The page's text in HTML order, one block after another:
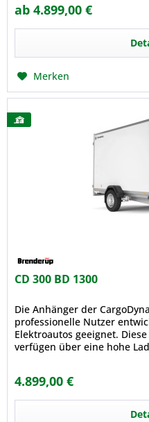
ab 4.899,00 €
Merken
CD 300 BD 1300
Die Anhänger der
professionelle Nutzer
Elektroautos geeignet.
verfügen über eine hohe
4.899,00 €